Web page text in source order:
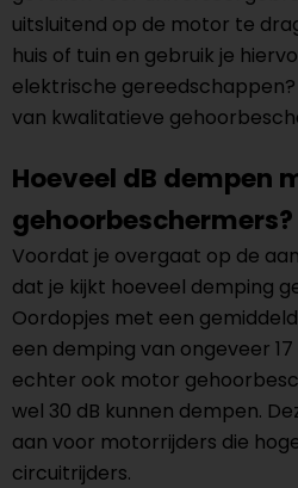
uitsluitend op de motor te
huis of tuin en gebruik je
elektrische
van kwalitatieve
Hoeveel dB dempen
gehoorbeschermers?
Voordat je overgaat op de
dat je kijkt hoeveel demping
Oordopjes met een
een demping van ongeveer
echter ook motor
wel 30 dB kunnen dempen.
aan voor motorrijders die
circuitrijders.